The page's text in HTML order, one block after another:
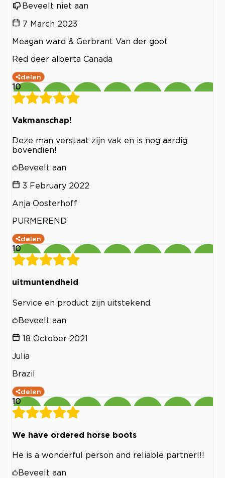
Beveelt niet aan
7 March 2023
Meagan ward & Gerbrant Van der goot
Red deer alberta Canada
delen
10
Vakmanschap!
Deze man verstaat zijn vak en is nog aardig
bovendien!
Beveelt aan
3 February 2022
Anja Oosterhoff
PURMEREND
delen
10
uitmuntendheid
Service en product zijn uitstekend.
Beveelt aan
18 October 2021
Julia
Brazil
delen
10
We have ordered horse boots
He is a wonderful person and reliable partner!!!
Beveelt aan